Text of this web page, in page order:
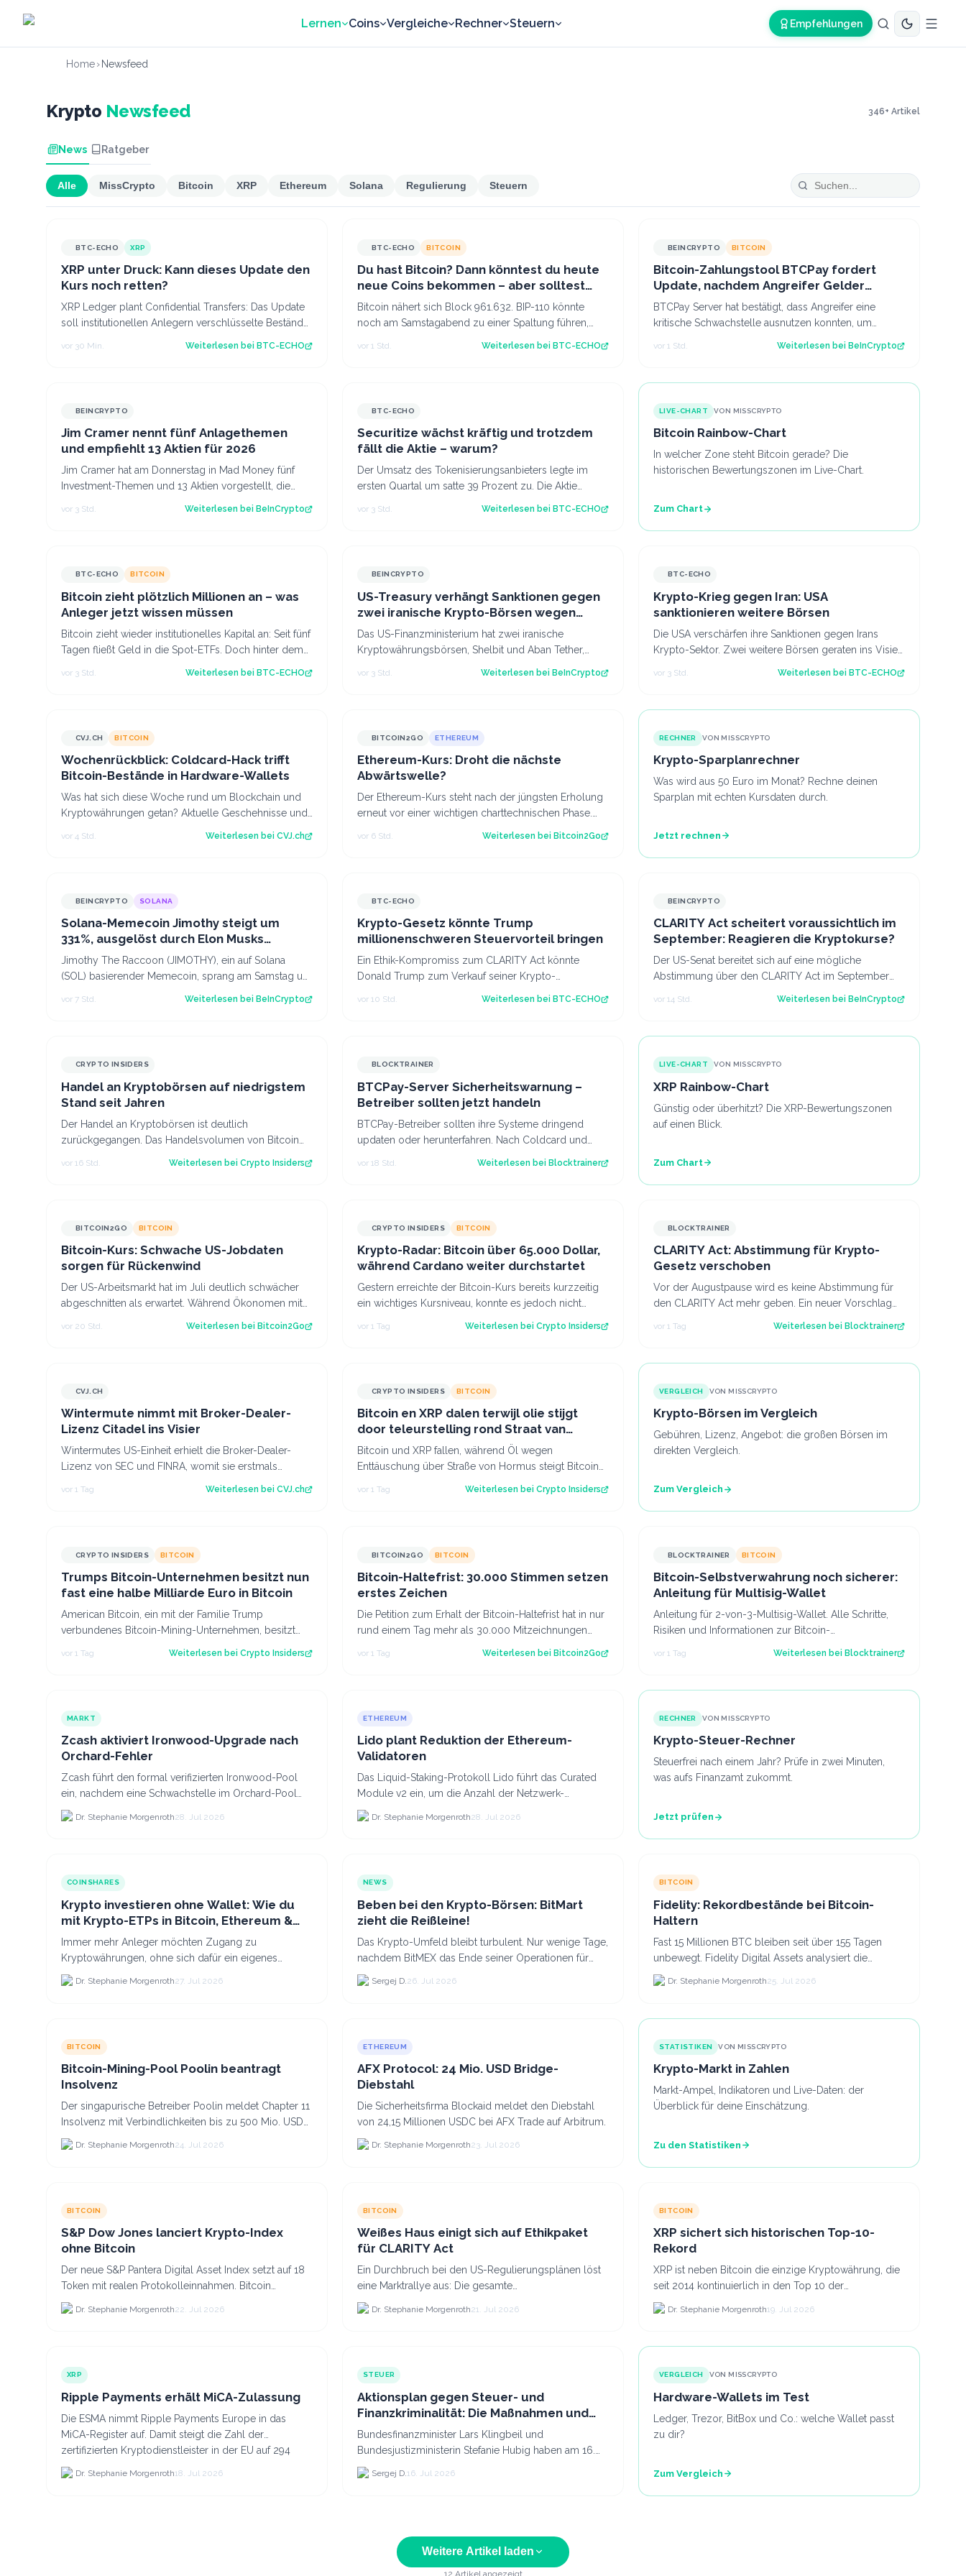
Lernen
Coins Vergleiche Rechner Steuern Empfehlungen
Home› Newsfeed
Krypto Newsfeed 346+ Artikel
News Ratgeber
Alle MissCrypto Bitcoin XRP Ethereum Solana Regulierung Steuern
BTC-ECHO XRP
XRP unter Druck: Kann dieses Update den
Kurs noch retten?
XRP Ledger plant Confidential Transfers: Das Update
soll institutionellen Anlegern verschlüsselte Bestände
vor 30 Min. Weiterlesen bei BTC-ECHO
BTC-ECHO BITCOIN
Du hast Bitcoin? Dann könntest du heute
neue Coins bekommen – aber solltest
nicht verkaufen
Bitcoin nähert sich Block 961.632. BIP-110 könnte
noch am Samstagabend zu einer Spaltung führen,
vor 1 Std. Weiterlesen bei BTC-ECHO
BEINCRYPTO BITCOIN
Bitcoin-Zahlungstool BTCPay fordert
Update, nachdem Angreifer Gelder
gestohlen haben
BTCPay Server hat bestätigt, dass Angreifer eine
kritische Schwachstelle ausnutzen konnten, um
vor 1 Std. Weiterlesen bei BeInCrypto
BEINCRYPTO
Jim Cramer nennt fünf Anlagethemen
und empfiehlt 13 Aktien für 2026
Jim Cramer hat am Donnerstag in Mad Money fünf
Investment-Themen und 13 Aktien vorgestellt, die
vor 3 Std. Weiterlesen bei BeInCrypto
BTC-ECHO
Securitize wächst kräftig und trotzdem
fällt die Aktie – warum?
Der Umsatz des Tokenisierungsanbieters legte im
ersten Quartal um satte 39 Prozent zu. Die Aktie
vor 3 Std. Weiterlesen bei BTC-ECHO
LIVE-CHART VON MISSCRYPTO
Bitcoin Rainbow-Chart
In welcher Zone steht Bitcoin gerade? Die
historischen Bewertungszonen im Live-Chart.
Zum Chart
BTC-ECHO BITCOIN
Bitcoin zieht plötzlich Millionen an – was
Anleger jetzt wissen müssen
Bitcoin zieht wieder institutionelles Kapital an: Seit fünf
Tagen fließt Geld in die Spot-ETFs. Doch hinter dem
vor 3 Std. Weiterlesen bei BTC-ECHO
BEINCRYPTO
US-Treasury verhängt Sanktionen gegen
zwei iranische Krypto-Börsen wegen
Geldwäsche für die IRGC
Das US-Finanzministerium hat zwei iranische
Kryptowährungsbörsen, Shelbit und Aban Tether,
vor 3 Std. Weiterlesen bei BeInCrypto
BTC-ECHO
Krypto-Krieg gegen Iran: USA
sanktionieren weitere Börsen
Die USA verschärfen ihre Sanktionen gegen Irans
Krypto-Sektor. Zwei weitere Börsen geraten ins Visier
vor 3 Std. Weiterlesen bei BTC-ECHO
CVJ.CHCVJ.CH BITCOIN
Wochenrückblick: Coldcard-Hack trifft
Bitcoin-Bestände in Hardware-Wallets
Was hat sich diese Woche rund um Blockchain und
Kryptowährungen getan? Aktuelle Geschehnisse und
vor 4 Std. Weiterlesen bei CVJ.ch
BITCOIN2GO ETHEREUM
Ethereum-Kurs: Droht die nächste
Abwärtswelle?
Der Ethereum-Kurs steht nach der jüngsten Erholung
erneut vor einer wichtigen charttechnischen Phase.
vor 6 Std. Weiterlesen bei Bitcoin2Go
RECHNER VON MISSCRYPTO
Krypto-Sparplanrechner
Was wird aus 50 Euro im Monat? Rechne deinen
Sparplan mit echten Kursdaten durch.
Jetzt rechnen
BEINCRYPTO SOLANA
Solana-Memecoin Jimothy steigt um
331%, ausgelöst durch Elon Musks
Waschbär-Post
Jimothy The Raccoon (JIMOTHY), ein auf Solana
(SOL) basierender Memecoin, sprang am Samstag um
331%, nachdem Elon Musk ein Waschbär-Video au…
vor 7 Std. Weiterlesen bei BeInCrypto
BTC-ECHO
Krypto-Gesetz könnte Trump
millionenschweren Steuervorteil bringen
Ein Ethik-Kompromiss zum CLARITY Act könnte
Donald Trump zum Verkauf seiner Krypto-
Beteiligungen zwingen – und zugleich einen
vor 10 Std. Weiterlesen bei BTC-ECHO
BEINCRYPTO
CLARITY Act scheitert voraussichtlich im
September: Reagieren die Kryptokurse?
Der US-Senat bereitet sich auf eine mögliche
Abstimmung über den CLARITY Act im September
vor, obwohl weiterhin die nötige Unterstützung feh…
vor 14 Std. Weiterlesen bei BeInCrypto
CRYPTO INSIDERS
Handel an Kryptobörsen auf niedrigstem
Stand seit Jahren
Der Handel an Kryptobörsen ist deutlich
zurückgegangen. Das Handelsvolumen von Bitcoin
vor 16 Std. Weiterlesen bei Crypto Insiders
BLOCKTRAINER
BTCPay-Server Sicherheitswarnung –
Betreiber sollten jetzt handeln
BTCPay-Betreiber sollten ihre Systeme dringend
updaten oder herunterfahren. Nach Coldcard und
vor 18 Std. Weiterlesen bei Blocktrainer
LIVE-CHART VON MISSCRYPTO
XRP Rainbow-Chart
Günstig oder überhitzt? Die XRP-Bewertungszonen
auf einen Blick.
Zum Chart
BITCOIN2GO BITCOIN
Bitcoin-Kurs: Schwache US-Jobdaten
sorgen für Rückenwind
Der US-Arbeitsmarkt hat im Juli deutlich schwächer
abgeschnitten als erwartet. Während Ökonomen mit
vor 20 Std. Weiterlesen bei Bitcoin2Go
CRYPTO INSIDERS BITCOIN
Krypto-Radar: Bitcoin über 65.000 Dollar,
während Cardano weiter durchstartet
Gestern erreichte der Bitcoin-Kurs bereits kurzzeitig
ein wichtiges Kursniveau, konnte es jedoch nicht
vor 1 Tag Weiterlesen bei Crypto Insiders
BLOCKTRAINER
CLARITY Act: Abstimmung für Krypto-
Gesetz verschoben
Vor der Augustpause wird es keine Abstimmung für
den CLARITY Act mehr geben. Ein neuer Vorschlag
vor 1 Tag Weiterlesen bei Blocktrainer
CVJ.CHCVJ.CH
Wintermute nimmt mit Broker-Dealer-
Lizenz Citadel ins Visier
Wintermutes US-Einheit erhielt die Broker-Dealer-
Lizenz von SEC und FINRA, womit sie erstmals
Krypto-ETF-Anteile abwickeln darf. Der Artikel…
vor 1 Tag Weiterlesen bei CVJ.ch
CRYPTO INSIDERS BITCOIN
Bitcoin en XRP dalen terwijl olie stijgt
door teleurstelling rond Straat van
Hormuz
Bitcoin und XRP fallen, während Öl wegen
Enttäuschung über Straße von Hormus steigt Bitcoin
und insbesondere Altcoins wie XRP und Solana hab…
vor 1 Tag Weiterlesen bei Crypto Insiders
VERGLEICH VON MISSCRYPTO
Krypto-Börsen im Vergleich
Gebühren, Lizenz, Angebot: die großen Börsen im
direkten Vergleich.
Zum Vergleich
CRYPTO INSIDERS BITCOIN
Trumps Bitcoin-Unternehmen besitzt nun
fast eine halbe Milliarde Euro in Bitcoin
American Bitcoin, ein mit der Familie Trump
verbundenes Bitcoin-Mining-Unternehmen, besitzt
vor 1 Tag Weiterlesen bei Crypto Insiders
BITCOIN2GO BITCOIN
Bitcoin-Haltefrist: 30.000 Stimmen setzen
erstes Zeichen
Die Petition zum Erhalt der Bitcoin-Haltefrist hat in nur
rund einem Tag mehr als 30.000 Mitzeichnungen
vor 1 Tag Weiterlesen bei Bitcoin2Go
BLOCKTRAINER BITCOIN
Bitcoin-Selbstverwahrung noch sicherer:
Anleitung für Multisig-Wallet
Anleitung für 2-von-3-Multisig-Wallet. Alle Schritte,
Risiken und Informationen zur Bitcoin-
vor 1 Tag Weiterlesen bei Blocktrainer
MARKT
Zcash aktiviert Ironwood-Upgrade nach
Orchard-Fehler
Zcash führt den formal verifizierten Ironwood-Pool
ein, nachdem eine Schwachstelle im Orchard-Pool
die Erstellung gefälschter ZEC-Token ermöglichte.
Dr. Stephanie Morgenroth28. Jul 2026
ETHEREUM
Lido plant Reduktion der Ethereum-
Validatoren
Das Liquid-Staking-Protokoll Lido führt das Curated
Module v2 ein, um die Anzahl der Netzwerk-
Validatoren von 880.000 auf etwa 628.
Dr. Stephanie Morgenroth28. Jul 2026
RECHNER VON MISSCRYPTO
Krypto-Steuer-Rechner
Steuerfrei nach einem Jahr? Prüfe in zwei Minuten,
was aufs Finanzamt zukommt.
Jetzt prüfen
COINSHARES
Krypto investieren ohne Wallet: Wie du
mit Krypto-ETPs in Bitcoin, Ethereum &
Co. anlegst
Immer mehr Anleger möchten Zugang zu
Kryptowährungen, ohne sich dafür ein eigenes
Krypto-Wallet einrichten zu müssen. Dazu kommt,
dass viele nicht nur Bitcoin h...
Dr. Stephanie Morgenroth27. Jul 2026
NEWS
Beben bei den Krypto-Börsen: BitMart
zieht die Reißleine!
Das Krypto-Umfeld bleibt turbulent. Nur wenige Tage,
nachdem BitMEX das Ende seiner Operationen für
September 2026 bekannt gegeben hat, zieht nun die
nächste gr...
Sergej D.26. Jul 2026
BITCOIN
Fidelity: Rekordbestände bei Bitcoin-
Haltern
Fast 15 Millionen BTC bleiben seit über 155 Tagen
unbewegt. Fidelity Digital Assets analysiert die
Anlegerüberzeugung trotz Kursverlusten und einem
BTC-Preis.
Dr. Stephanie Morgenroth25. Jul 2026
BITCOIN
Bitcoin-Mining-Pool Poolin beantragt
Insolvenz
Der singapurische Betreiber Poolin meldet Chapter 11
Insolvenz mit Verbindlichkeiten bis zu 500 Mio. USD
und plant den Verkauf zweier Texas-Standorte für.
Dr. Stephanie Morgenroth24. Jul 2026
ETHEREUM
AFX Protocol: 24 Mio. USD Bridge-
Diebstahl
Die Sicherheitsfirma Blockaid meldet den Diebstahl
von 24,15 Millionen USDC bei AFX Trade auf Arbitrum.
Dr. Stephanie Morgenroth23. Jul 2026
STATISTIKEN VON MISSCRYPTO
Krypto-Markt in Zahlen
Markt-Ampel, Indikatoren und Live-Daten: der
Überblick für deine Einschätzung.
Zu den Statistiken
BITCOIN
S&P Dow Jones lanciert Krypto-Index
ohne Bitcoin
Der neue S&P Pantera Digital Asset Index setzt auf 18
Token mit realen Protokolleinnahmen. Bitcoin
scheidet aufgrund fehlender Erträge für Halter aus
dem.
Dr. Stephanie Morgenroth22. Jul 2026
BITCOIN
Weißes Haus einigt sich auf Ethikpaket
für CLARITY Act
Ein Durchbruch bei den US-Regulierungsplänen löst
eine Marktrallye aus: Die gesamte
Kryptokapitalisierung stieg am 21.
Dr. Stephanie Morgenroth21. Jul 2026
BITCOIN
XRP sichert sich historischen Top-10-
Rekord
XRP ist neben Bitcoin die einzige Kryptowährung, die
seit 2014 kontinuierlich in den Top 10 der
Marktkapitalisierung verblieb.
Dr. Stephanie Morgenroth19. Jul 2026
XRP
Ripple Payments erhält MiCA-Zulassung
Die ESMA nimmt Ripple Payments Europe in das
MiCA-Register auf. Damit steigt die Zahl der
zertifizierten Kryptodienstleister in der EU auf 294
Unternehmen, was.
Dr. Stephanie Morgenroth18. Jul 2026
STEUER
Aktionsplan gegen Steuer- und
Finanzkriminalität: Die Maßnahmen und
was sie für Krypto bedeuten
Bundesfinanzminister Lars Klingbeil und
Bundesjustizministerin Stefanie Hubig haben am 16.
Juli 2026 einen gemeinsamen Aktionsplan gegen
Steuer- und Finanzkrimi...
Sergej D.16. Jul 2026
VERGLEICH VON MISSCRYPTO
Hardware-Wallets im Test
Ledger, Trezor, BitBox und Co.: welche Wallet passt
zu dir?
Zum Vergleich
Weitere Artikel laden